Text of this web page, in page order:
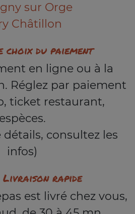
sur Orge
Châtillon
choix du paiement
en ligne ou à la
Réglez par paiement
ticket restaurant,
espèces.
consultez les
infos)
Livraison rapide
est livré chez vous,